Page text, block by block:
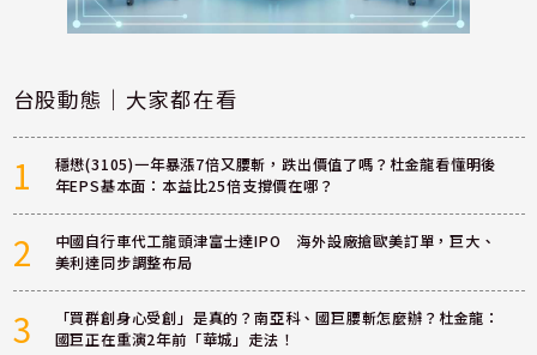
台股動態｜大家都在看
1
穩懋(3105)一年暴漲7倍又腰斬，跌出價值了嗎？杜金龍看懂明後
年EPS基本面：本益比25倍支撐價在哪？
2
中國自行車代工龍頭津富士達IPO 海外設廠搶歐美訂單，巨大、
美利達同步調整布局
3
「買群創身心受創」是真的？南亞科、國巨腰斬怎麼辦？杜金龍：
國巨正在重演2年前「華城」走法！